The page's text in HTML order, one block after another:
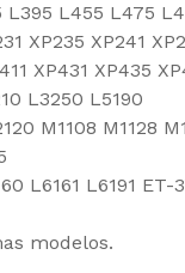
L395 L455 L475
XP235 XP241
XP431 XP435
L3250 L5190
M1108 M1128
L6161 L6191 ET-
modelos.